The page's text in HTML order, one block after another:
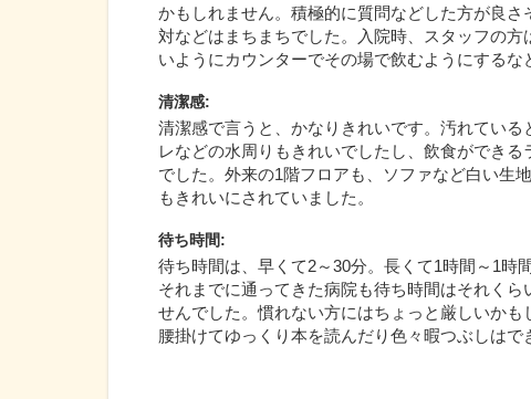
かもしれません。積極的に質問などした方が良
対などはまちまちでした。入院時、スタッフの
いようにカウンターでその場で飲むようにするな
清潔感:
清潔感で言うと、かなりきれいです。汚れてい
レなどの水周りもきれいでしたし、飲食ができ
でした。外来の1階フロアも、ソファなど白い生
もきれいにされていました。
待ち時間:
待ち時間は、早くて2～30分。長くて1時間～1時間
それまでに通ってきた病院も待ち時間はそれく
せんでした。慣れない方にはちょっと厳しいか
腰掛けてゆっくり本を読んだり色々暇つぶしはで